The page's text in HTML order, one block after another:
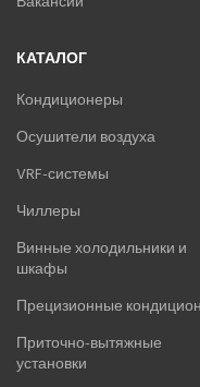
КАТАЛОГ
Кондиционеры
Осушители воздуха
VRF-системы
Чиллеры
Винные холодильники и
шкафы
Прецизионные
Приточно-вытяжные
установки